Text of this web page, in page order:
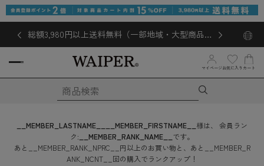
総額3,980円以上送料無料（一部地域・大型商品対
マイページ お気に入り カート
__MEMBER_LASTNAME__ __MEMBER_FIRSTNAME__ 様は、
会員ラン
ク: __MEMBER_RANK_NAME__ です。
あと
__MEMBER_RANK_NPRC__ 円以上のお買い物と、あと
__MEMBER_R
ANK_NCNT__ 回の購入でランクアップ！